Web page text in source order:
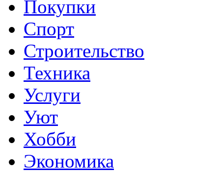
Покупки
Спорт
Строительство
Техника
Услуги
Уют
Хобби
Экономика